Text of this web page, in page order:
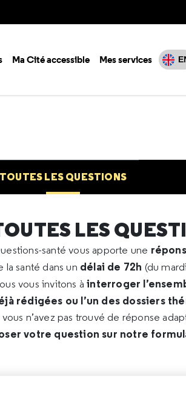
Ma Cité accessible Mes services
TOUTES LES QUESTIONS
LES
santé vous apporte une
la santé dans un délai de 72h (du
vous invitons àinterroger
rédigées ou l’un des dossiers
vous n’avez pas trouvé de réponse
votre question sur notre